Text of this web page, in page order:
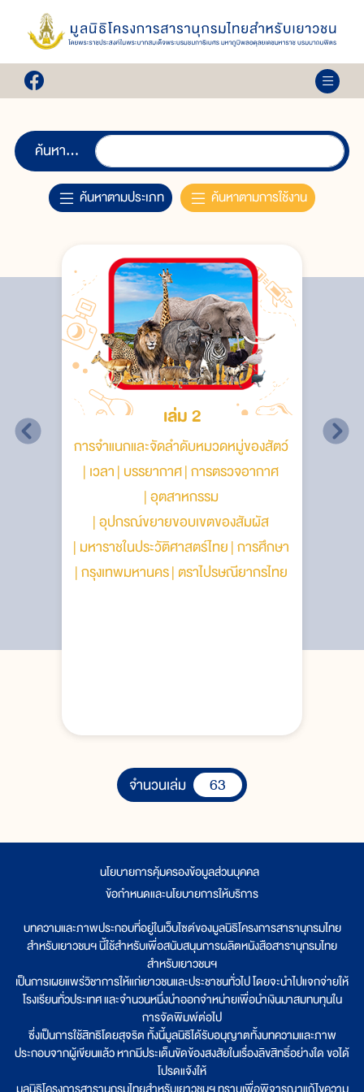
ค้นหา...
ค้นหาตามประเภท ค้นหาตามการใช้งาน
เล่ม 2
การจำแนกและจัดลำดับหมวดหมู่ของสัตว์
เวลา บรรยากาศ การตรวจอากาศ
อุตสาหกรรม
อุปกรณ์ขยายขอบเขตของสัมผัส
มหาราชในประวัติศาสตร์ไทย การศึกษา
กรุงเทพมหานคร ตราไปรษณียากรไทย
จำนวนเล่ม 63
นโยบายการคุ้มครองข้อมูลส่วนบุคคล
ข้อกำหนดและนโยบายการให้บริการ
บทความและภาพประกอบที่อยู่ในเว็บไซต์ของมูลนิธิโครงการสารานุกรมไทย
สำหรับเยาวชนฯ นี้ใช้สำหรับเพื่อสนับสนุนการผลิตหนังสือสารานุกรมไทย
สำหรับเยาวชนฯ
เป็นการเผยแพร่วิชาการให้แก่เยาวชนและประชาชนทั่วไป โดยจะนำไปแจกจ่ายให้
โรงเรียนทั่วประเทศ และจำนวนหนึ่งนำออกจำหน่ายเพื่อนำเงินมาสมทบทุนใน
การจัดพิมพ์ต่อไป
ซึ่งเป็นการใช้สิทธิโดยสุจริต ทั้งนี้มูลนิธิได้รับอนุญาตทั้งบทความและภาพ
ประกอบจากผู้เขียนแล้ว หากมีประเด็นขัดข้องสงสัยในเรื่องลิขสิทธิ์อย่างใด ขอได้
โปรดแจ้งให้